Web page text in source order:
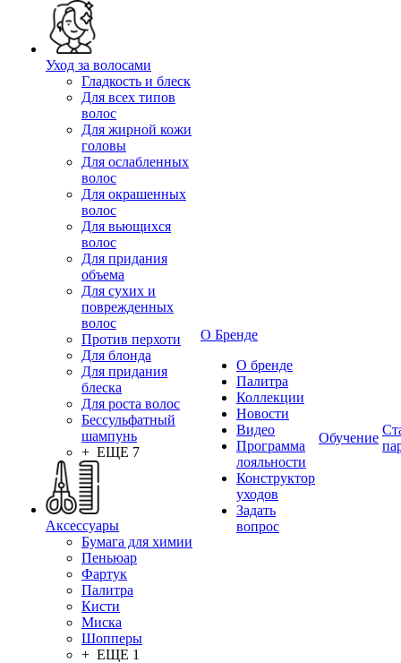
Уход за волосами
Гладкость и блеск
Для всех типов
волос
Для жирной кожи
головы
Для ослабленных
волос
Для окрашенных
волос
Для вьющихся
волос
Для придания
объема
Для сухих и
поврежденных
волос
Против перхоти
Для блонда
Для придания
блеска
Для роста волос
Бессульфатный
шампунь
+ ЕЩЕ 7
Аксессуары
Бумага для химии
Пеньюар
Фартук
Палитра
Кисти
Миска
Шопперы
+ ЕЩЕ 1
О Бренде
О бренде
Палитра
Коллекции
Новости
Видео
Программа
лояльности
Конструктор
уходов
Задать
вопрос
Обучение